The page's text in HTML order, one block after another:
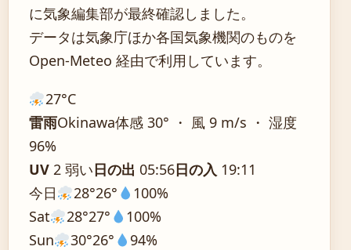
に気象編集部が最終確認しました。
データは気象庁ほか各国気象機関のものを
Open-Meteo 経由で利用しています。
27°C
雷雨Okinawa体感 30° ・ 風 9 m/s ・ 湿度
96%
UV 2 弱い日の出 05:56日の入 19:11
今日
28°26°
100%
Sat
28°27°
100%
Sun
30°26°
94%